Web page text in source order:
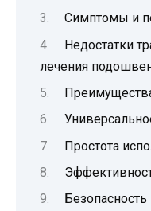
Симптомы и
Недостатки
лечения
Простота